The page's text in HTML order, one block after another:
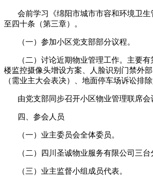
会前学习《绵阳市城市市容和环境卫生
至四十条（第三章）。
（一）参加小区党支部部分议程。
（二）讨论近期物业管理工作。主要有
楼监控摄像头增设方案、人脸识别门禁外
（需业主大会表决）、地面停车场诉讼排除
由党支部同步召开小区物业管理联席会
四、参会人员
（一）业主委员会全体委员。
（二）四川圣诚物业服务有限公司三台
（三）业主监督小组成员代表。